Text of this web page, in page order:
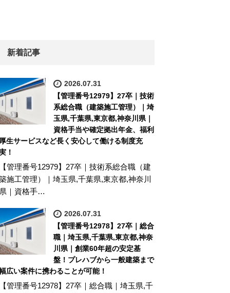
新着記事
2026.07.31
【管理番号12979】27卒｜技術
系総合職（建築施工管理）｜埼
玉県,千葉県,東京都,神奈川県｜
資格手当や確定拠出年金、福利
生サービスなど長く安心して働ける制度充
！
管理番号12979】27卒｜技術系総合職（建
施工管理）｜埼玉県,千葉県,東京都,神奈川
｜資格手…
2026.07.31
【管理番号12978】27卒｜総合
職｜埼玉県,千葉県,東京都,神奈
川県｜創業60年超の安定基
盤！プレハブから一般建築まで
広い案件に携わることが可能！
管理番号12978】27卒｜総合職｜埼玉県,千